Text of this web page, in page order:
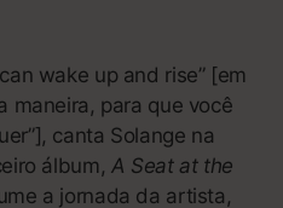
4:46
Special Edition
3:31